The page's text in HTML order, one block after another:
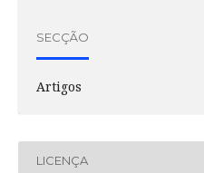
SECÇÃO
Artigos
LICENÇA